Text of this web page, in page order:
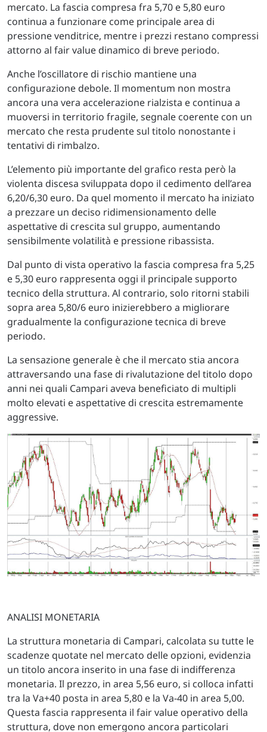
mercato. La fascia compresa fra 5,70 e 5,80 euro
continua a funzionare come principale area di
pressione venditrice, mentre i prezzi restano compressi
attorno al fair value dinamico di breve periodo.
Anche l’oscillatore di rischio mantiene una
configurazione debole. Il momentum non mostra
ancora una vera accelerazione rialzista e continua a
muoversi in territorio fragile, segnale coerente con un
mercato che resta prudente sul titolo nonostante i
tentativi di rimbalzo.
L’elemento più importante del grafico resta però la
violenta discesa sviluppata dopo il cedimento dell’area
6,20/6,30 euro. Da quel momento il mercato ha iniziato
a prezzare un deciso ridimensionamento delle
aspettative di crescita sul gruppo, aumentando
sensibilmente volatilità e pressione ribassista.
Dal punto di vista operativo la fascia compresa fra 5,25
e 5,30 euro rappresenta oggi il principale supporto
tecnico della struttura. Al contrario, solo ritorni stabili
sopra area 5,80/6 euro inizierebbero a migliorare
gradualmente la configurazione tecnica di breve
periodo.
La sensazione generale è che il mercato stia ancora
attraversando una fase di rivalutazione del titolo dopo
anni nei quali Campari aveva beneficiato di multipli
molto elevati e aspettative di crescita estremamente
aggressive.
ANALISI MONETARIA
La struttura monetaria di Campari, calcolata su tutte le
scadenze quotate nel mercato delle opzioni, evidenzia
un titolo ancora inserito in una fase di indifferenza
monetaria. Il prezzo, in area 5,56 euro, si colloca infatti
tra la Va+40 posta in area 5,80 e la Va-40 in area 5,00.
Questa fascia rappresenta il fair value operativo della
struttura, dove non emergono ancora particolari